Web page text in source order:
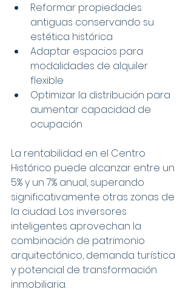
Reformar propiedades
antiguas conservando su
estética histórica
Adaptar espacios para
modalidades de alquiler
flexible
Optimizar la distribución para
aumentar capacidad de
ocupación
La rentabilidad en el Centro
Histórico puede alcanzar entre un
5% y un 7% anual, superando
significativamente otras zonas de
la ciudad. Los inversores
inteligentes aprovechan la
combinación de patrimonio
arquitectónico, demanda turística
y potencial de transformación
inmobiliaria.